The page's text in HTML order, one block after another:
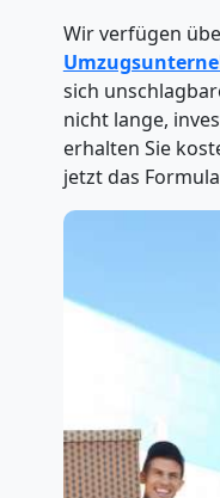
Wir verfügen
sich
nicht lange,
erhalten Sie
jetzt das